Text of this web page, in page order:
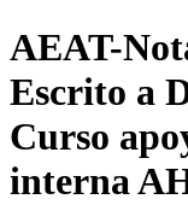
AEAT-
Escrito a
Curso
interna